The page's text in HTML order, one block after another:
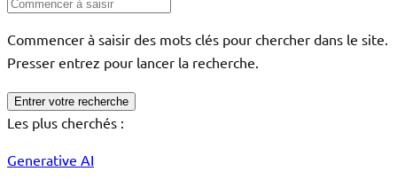
Commencer à saisir des mots clés pour chercher dans le site.
Presser entrez pour lancer la recherche.
Entrer votre recherche
Les plus cherchés :
Generative AI